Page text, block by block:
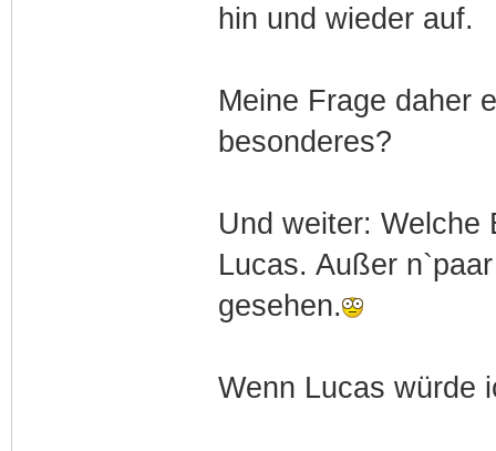
hin und wieder auf.
Meine Frage daher
besonderes?
Und weiter: Welche
Lucas. Außer
gesehen.
Wenn Lucas würde